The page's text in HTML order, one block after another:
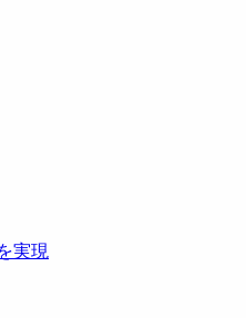
実現